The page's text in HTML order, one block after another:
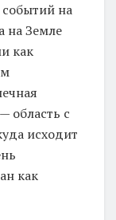
на
на Земле
как
область с
исходит
как